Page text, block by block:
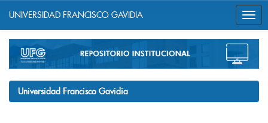
navigation
UNIVERSIDAD FRANCISCO GAVIDIA
Universidad Francisco Gavidia